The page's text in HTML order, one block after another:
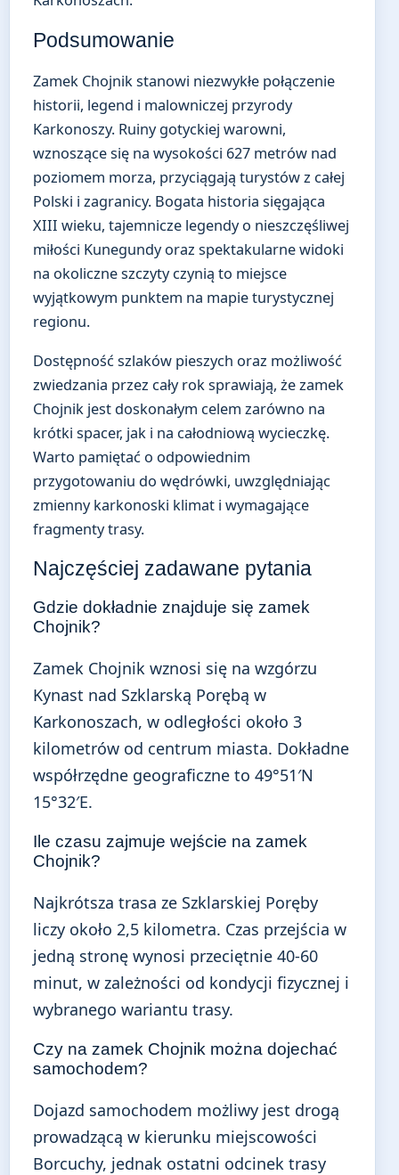
Podsumowanie
Zamek Chojnik stanowi niezwykłe połączenie
historii, legend i malowniczej przyrody
Karkonoszy. Ruiny gotyckiej warowni,
wznoszące się na wysokości 627 metrów nad
poziomem morza, przyciągają turystów z całej
Polski i zagranicy. Bogata historia sięgająca
XIII wieku, tajemnicze legendy o nieszczęśliwej
miłości Kunegundy oraz spektakularne widoki
na okoliczne szczyty czynią to miejsce
wyjątkowym punktem na mapie turystycznej
regionu.
Dostępność szlaków pieszych oraz możliwość
zwiedzania przez cały rok sprawiają, że zamek
Chojnik jest doskonałym celem zarówno na
krótki spacer, jak i na całodniową wycieczkę.
Warto pamiętać o odpowiednim
przygotowaniu do wędrówki, uwzględniając
zmienny karkonoski klimat i wymagające
fragmenty trasy.
Najczęściej zadawane pytania
Gdzie dokładnie znajduje się zamek
Chojnik?
Zamek Chojnik wznosi się na wzgórzu
Kynast nad Szklarską Porębą w
Karkonoszach, w odległości około 3
kilometrów od centrum miasta. Dokładne
współrzędne geograficzne to 49°51′N
15°32′E.
Ile czasu zajmuje wejście na zamek
Chojnik?
Najkrótsza trasa ze Szklarskiej Poręby
liczy około 2,5 kilometra. Czas przejścia w
jedną stronę wynosi przeciętnie 40-60
minut, w zależności od kondycji fizycznej i
wybranego wariantu trasy.
Czy na zamek Chojnik można dojechać
samochodem?
Dojazd samochodem możliwy jest drogą
prowadzącą w kierunku miejscowości
Borcuchy, jednak ostatni odcinek trasy